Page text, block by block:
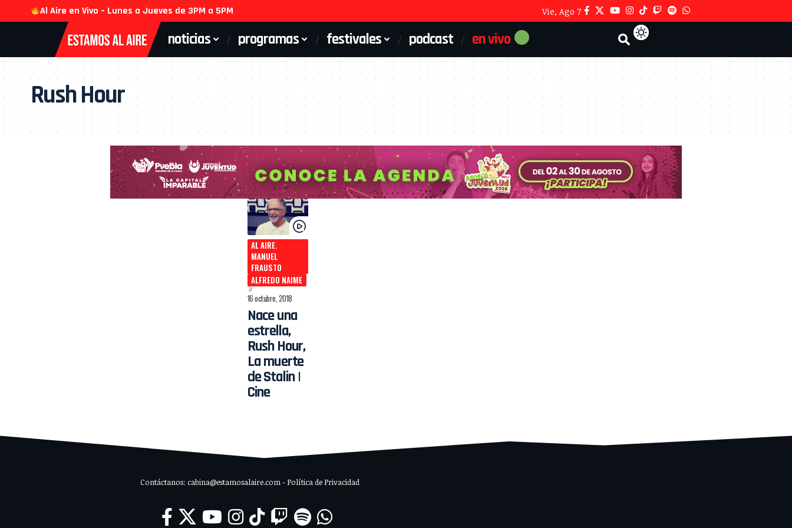
Al Aire en Vivo – Lunes a Jueves de 3PM a 5PM Vie, Ago 7
noticias programas festivales podcast en vivo
Rush Hour
AL AIRE.
MANUEL
FRAUSTO
ALFREDO NAIME
16 octubre, 2018
Nace una
estrella,
Rush Hour,
La muerte
de Stalin |
Cine
Contáctanos: cabina@estamosalaire.com - Política de Privacidad